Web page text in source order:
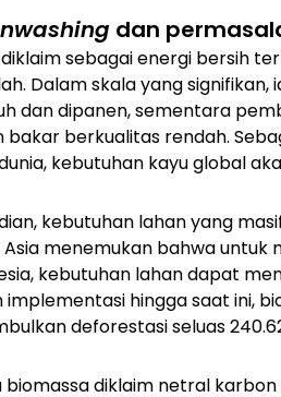
dan
sebagai energi bersih
Dalam skala yang
dan dipanen, sementara
bakar berkualitas rendah.
kebutuhan kayu global
kebutuhan lahan yang
Asia menemukan bahwa untuk
kebutuhan lahan dapat
implementasi hingga saat ini,
deforestasi seluas
biomassa diklaim netral